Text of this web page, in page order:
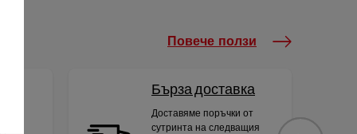
Повече ползи
Бърза доставка
Доставяме поръчки от
сутринта на следващия